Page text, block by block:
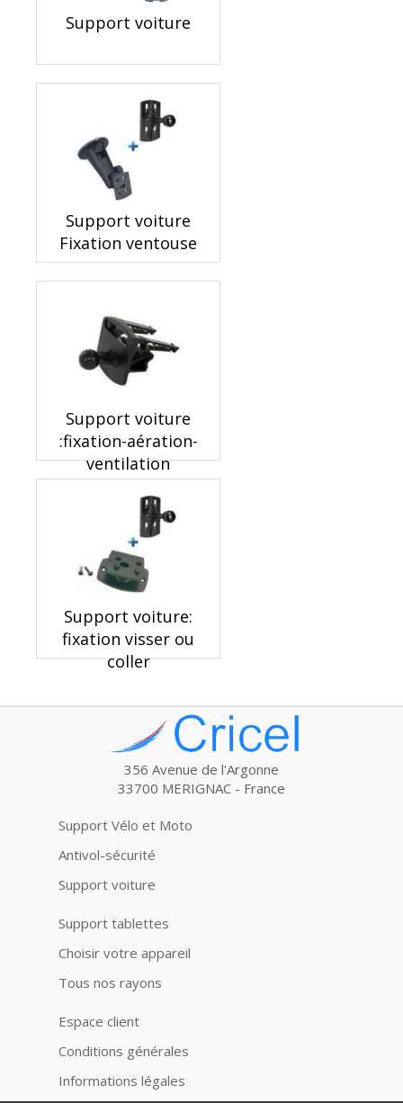
Support voiture
Support voiture
Fixation ventouse
Support voiture
:fixation-aération-
ventilation
Support voiture:
fixation visser ou
coller
356 Avenue de l'Argonne
33700 MERIGNAC - France
Support Vélo et Moto
Antivol-sécurité
Support voiture
Support tablettes
Choisir votre appareil
Tous nos rayons
Espace client
Conditions générales
Informations légales